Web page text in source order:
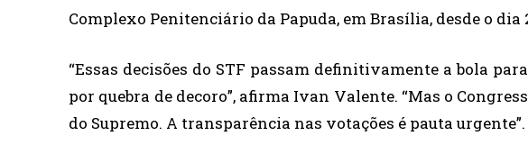
Complexo Penitenciário da Papuda, em Brasília, desde o dia
“Essas decisões do STF passam definitivamente a bola
por quebra de decoro”, afirma Ivan Valente. “Mas o
do Supremo. A transparência nas votações é pauta urgente”.